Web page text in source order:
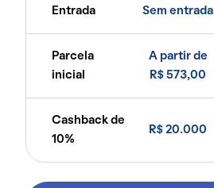
Entrada Sem entrada
Parcela
inicial
A partir de
R$ 573,00
Cashback de
10%
R$ 20.000